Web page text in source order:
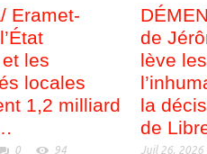
Eramet-
les
locales
1,2 milliard
0 94
de
lève
la
de
Juil 26, 2026